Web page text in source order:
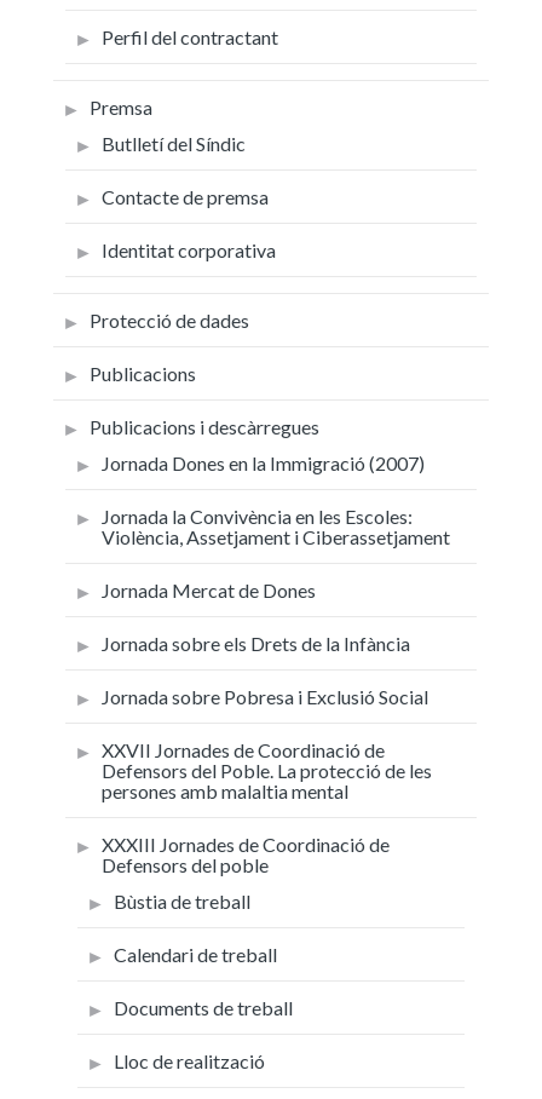
Perfil del contractant
Premsa
Butlletí del Síndic
Contacte de premsa
Identitat corporativa
Protecció de dades
Publicacions
Publicacions i descàrregues
Jornada Dones en la Immigració (2007)
Jornada la Convivència en les Escoles:
Violència, Assetjament i Ciberassetjament
Jornada Mercat de Dones
Jornada sobre els Drets de la Infància
Jornada sobre Pobresa i Exclusió Social
XXVII Jornades de Coordinació de
Defensors del Poble. La protecció de les
persones amb malaltia mental
XXXIII Jornades de Coordinació de
Defensors del poble
Bùstia de treball
Calendari de treball
Documents de treball
Lloc de realització